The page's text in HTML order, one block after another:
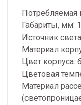
Потребляемая
Габариты, мм:
Источник
Материал
Цвет корпуса:
Цветовая
Материал